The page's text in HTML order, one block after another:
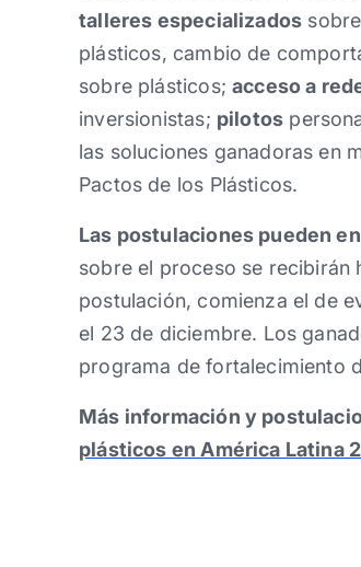
talleres especializados
plásticos, cambio de
sobre plásticos;acceso a
inversionistas; pilotos
las soluciones ganadoras en
Pactos de los Plásticos.
Las postulaciones pueden
sobre el proceso se recibirán
postulación, comienza el de
el 23 de diciembre. Los
programa de fortalecimiento
Más información y
plásticos en América Latina